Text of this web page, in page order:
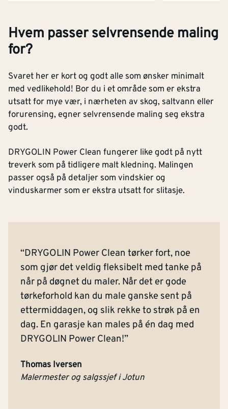
Hvem passer selvrensende maling
for?
Svaret her er kort og godt alle som ønsker minimalt
med vedlikehold! Bor du i et område som er ekstra
utsatt for mye vær, i nærheten av skog, saltvann eller
forurensing, egner selvrensende maling seg ekstra
godt.
DRYGOLIN Power Clean fungerer like godt på nytt
treverk som på tidligere malt kledning. Malingen
passer også på detaljer som vindskier og
vinduskarmer som er ekstra utsatt for slitasje.
“DRYGOLIN Power Clean tørker fort, noe
som gjør det veldig fleksibelt med tanke på
når på døgnet du maler. Når det er gode
tørkeforhold kan du male ganske sent på
ettermiddagen, og slik rekke to strøk på en
dag. En garasje kan males på én dag med
DRYGOLIN Power Clean!”
Thomas Iversen
Malermester og salgssjef i Jotun